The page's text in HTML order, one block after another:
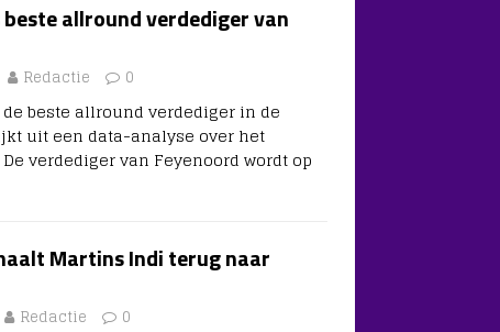
beste allround verdediger van
Redactie 0
beste allround verdediger in de
uit een data-analyse over het
verdediger van Feyenoord wordt op
Martins Indi terug naar
Redactie 0